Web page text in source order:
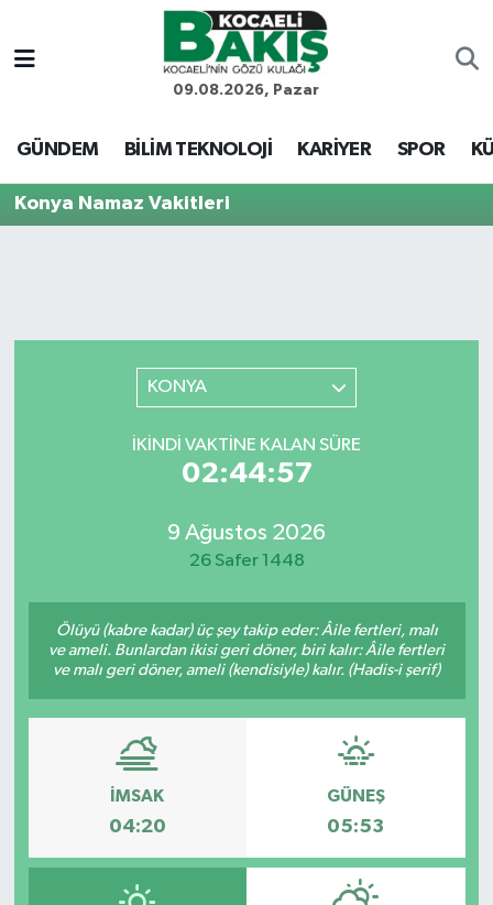
09.08.2026, Pazar
GÜNDEM BİLİM TEKNOLOJİ KARİYER SPOR
Konya Namaz Vakitleri
KONYA
İKINDI VAKTINE KALAN SÜRE
02:44:57
9 Ağustos 2026
26 Safer 1448
Ölüyü (kabre kadar) üç şey takip eder: Âile fertleri, malı
ve ameli. Bunlardan ikisi geri döner, biri kalır: Âile fertleri
ve malı geri döner, ameli (kendisiyle) kalır. (Hadis-i şerif)
İMSAK
04:20
GÜNEŞ
05:53
Kocaeli Nöbetçi Eczaneler
Kocaeli Hava Durumu
Kocaeli Trafik Yoğunluk Haritası
Son Dakika Haberleri